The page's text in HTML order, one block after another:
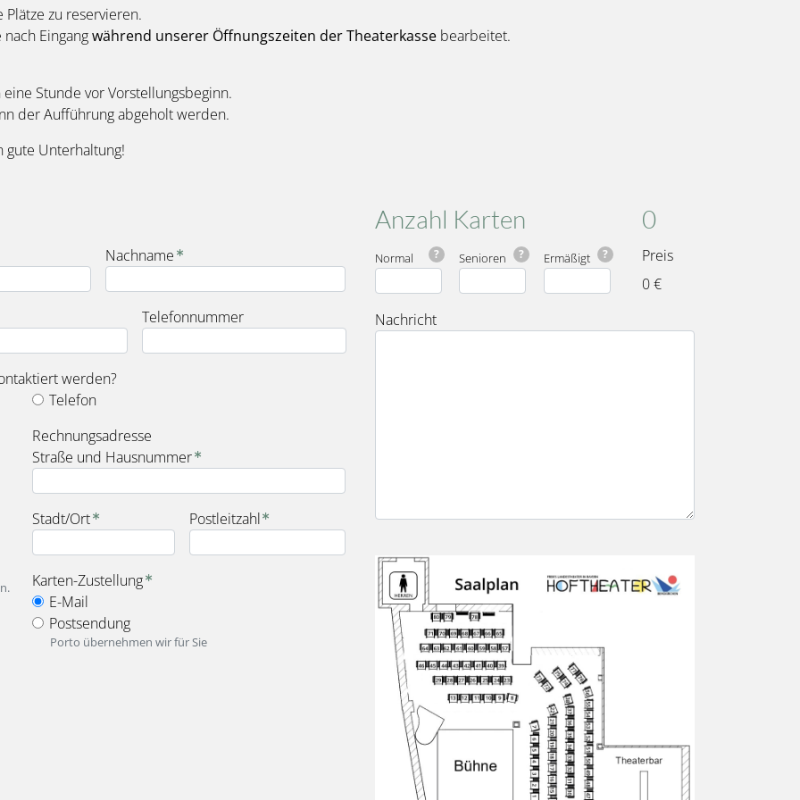
zu reservieren.
Eingangwährend unserer Öffnungszeiten der Theaterkasse bearbeitet.
Stunde vor Vorstellungsbeginn.
der Aufführung abgeholt werden.
gute Unterhaltung!
Nachname
Telefonnummer
werden?
Telefon
fieldset_for_payment_options
Rechnungsadresse
Straße und Hausnummer
Stadt/Ort Postleitzahl
fieldset_for_delivery_options
Karten-Zustellung
E-Mail
Postsendung
Porto übernehmen wir für Sie
Anzahl Karten
?
Normal ?
Senioren ?
Ermäßigt
0
Preis
0 €
Nachricht
Bild